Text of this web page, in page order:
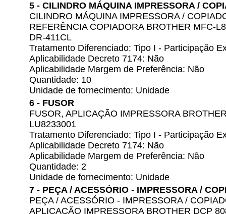
5 - CILINDRO MÁQUINA IMPRESSORA /
CILINDRO MÁQUINA IMPRESSORA /
REFERÊNCIA COPIADORA BROTHER MFC-
DR-411CL
Tratamento Diferenciado: Tipo I - Participação
Aplicabilidade Decreto 7174: Não
Aplicabilidade Margem de Preferência: Não
Quantidade: 10
Unidade de fornecimento: Unidade
6 - FUSOR
FUSOR, APLICAÇÃO IMPRESSORA
LU8233001
Tratamento Diferenciado: Tipo I - Participação
Aplicabilidade Decreto 7174: Não
Aplicabilidade Margem de Preferência: Não
Quantidade: 2
Unidade de fornecimento: Unidade
7 - PEÇA / ACESSÓRIO - IMPRESSORA /
PEÇA / ACESSÓRIO - IMPRESSORA /
APLICAÇÃO IMPRESSORA BROTHER DCP